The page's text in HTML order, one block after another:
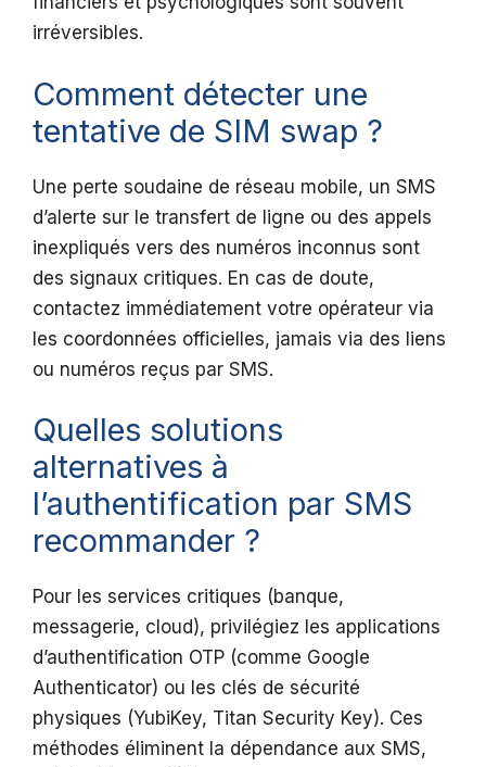
irréversibles.
Comment détecter une
tentative de SIM swap ?
Une perte soudaine de réseau mobile, un SMS
d’alerte sur le transfert de ligne ou des appels
inexpliqués vers des numéros inconnus sont
des signaux critiques. En cas de doute,
contactez immédiatement votre opérateur via
les coordonnées officielles, jamais via des liens
ou numéros reçus par SMS.
Quelles solutions
alternatives à
l’authentification par SMS
recommander ?
Pour les services critiques (banque,
messagerie, cloud), privilégiez les applications
d’authentification OTP (comme Google
Authenticator) ou les clés de sécurité
physiques (YubiKey, Titan Security Key). Ces
méthodes éliminent la dépendance aux SMS,